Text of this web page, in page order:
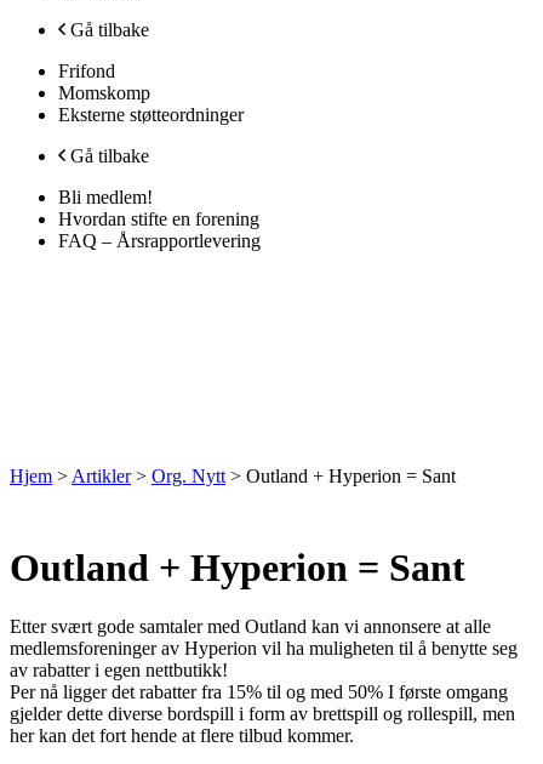
Gå tilbake
Frifond
Momskomp
Eksterne støtteordninger
Gå tilbake
Bli medlem!
Hvordan stifte en forening
FAQ – Årsrapportlevering
Hjem > Artikler> Org. Nytt > Outland + Hyperion = Sant
Outland + Hyperion = Sant
Etter svært gode samtaler med Outland kan vi annonsere at alle
medlemsforeninger av Hyperion vil ha muligheten til å benytte seg
av rabatter i egen nettbutikk!
Per nå ligger det rabatter fra 15% til og med 50% I første omgang
gjelder dette diverse bordspill i form av brettspill og rollespill, men
her kan det fort hende at flere tilbud kommer.